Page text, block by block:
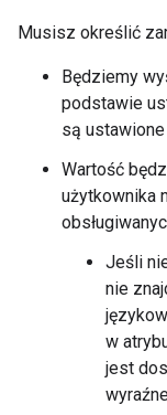
Musisz określić
Będziemy
podstawie
są
Wartość
użytkownika
Jeśli
nie
w
jest